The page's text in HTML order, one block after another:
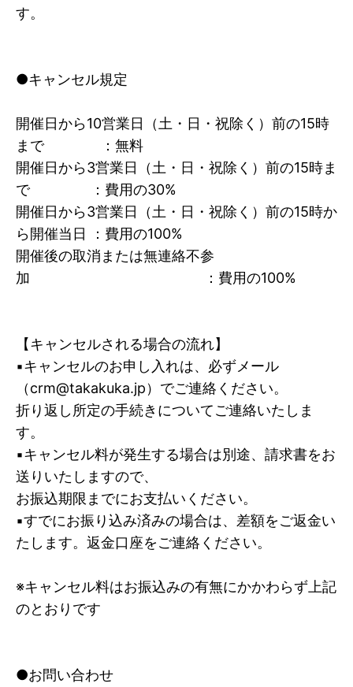
す。
●キャンセル規定
開催日から10営業日（土・日・祝除く）前の15時
まで ：無料
開催日から3営業日（土・日・祝除く）前の15時ま
で ：費用の30%
開催日から3営業日（土・日・祝除く）前の15時か
ら開催当日 ：費用の100%
開催後の取消または無連絡不参
加 ：費用の100%
【キャンセルされる場合の流れ】
▪キャンセルのお申し入れは、必ずメール
（crm@takakuka.jp）でご連絡ください。
折り返し所定の手続きについてご連絡いたしま
す。
▪キャンセル料が発生する場合は別途、請求書をお
送りいたしますので、
お振込期限までにお支払いください。
▪すでにお振り込み済みの場合は、差額をご返金い
たします。返金口座をご連絡ください。
※キャンセル料はお振込みの有無にかかわらず上記
のとおりです
●お問い合わせ